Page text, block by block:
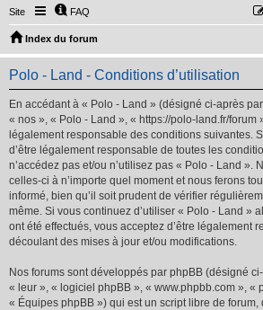
Site FAQ
Index du forum
Polo - Land - Conditions d’utilisation
En accédant à « Polo - Land » (désigné ci-après
« nos », « Polo - Land », « https://polo-land.fr/forum
légalement responsable des conditions suivantes.
d’être légalement responsable de toutes les
n’accédez pas et/ou n’utilisez pas « Polo - Land ».
celles-ci à n’importe quel moment et nous ferons
informé, bien qu’il soit prudent de vérifier
même. Si vous continuez d’utiliser « Polo - Land »
ont été effectués, vous acceptez d’être légalement
découlant des mises à jour et/ou modifications.
Nos forums sont développés par phpBB (désigné
« leur », « logiciel phpBB », « www.phpbb.com », «
« Équipes phpBB ») qui est un script libre de